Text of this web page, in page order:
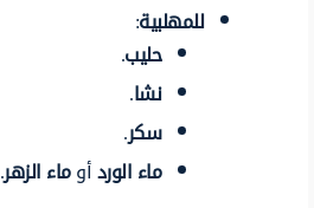
للمهلبية:
حليب.
نشا.
سكر.
ماء الوردأوماء الزهر.